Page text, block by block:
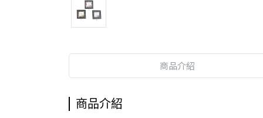
商品介紹
商品介紹